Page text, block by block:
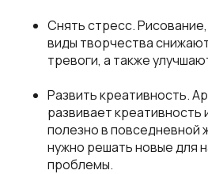
Снять стресс.
виды творчества
тревоги, а также
Развить креативность.
развивает
полезно в повседневной
нужно решать новые для
проблемы.